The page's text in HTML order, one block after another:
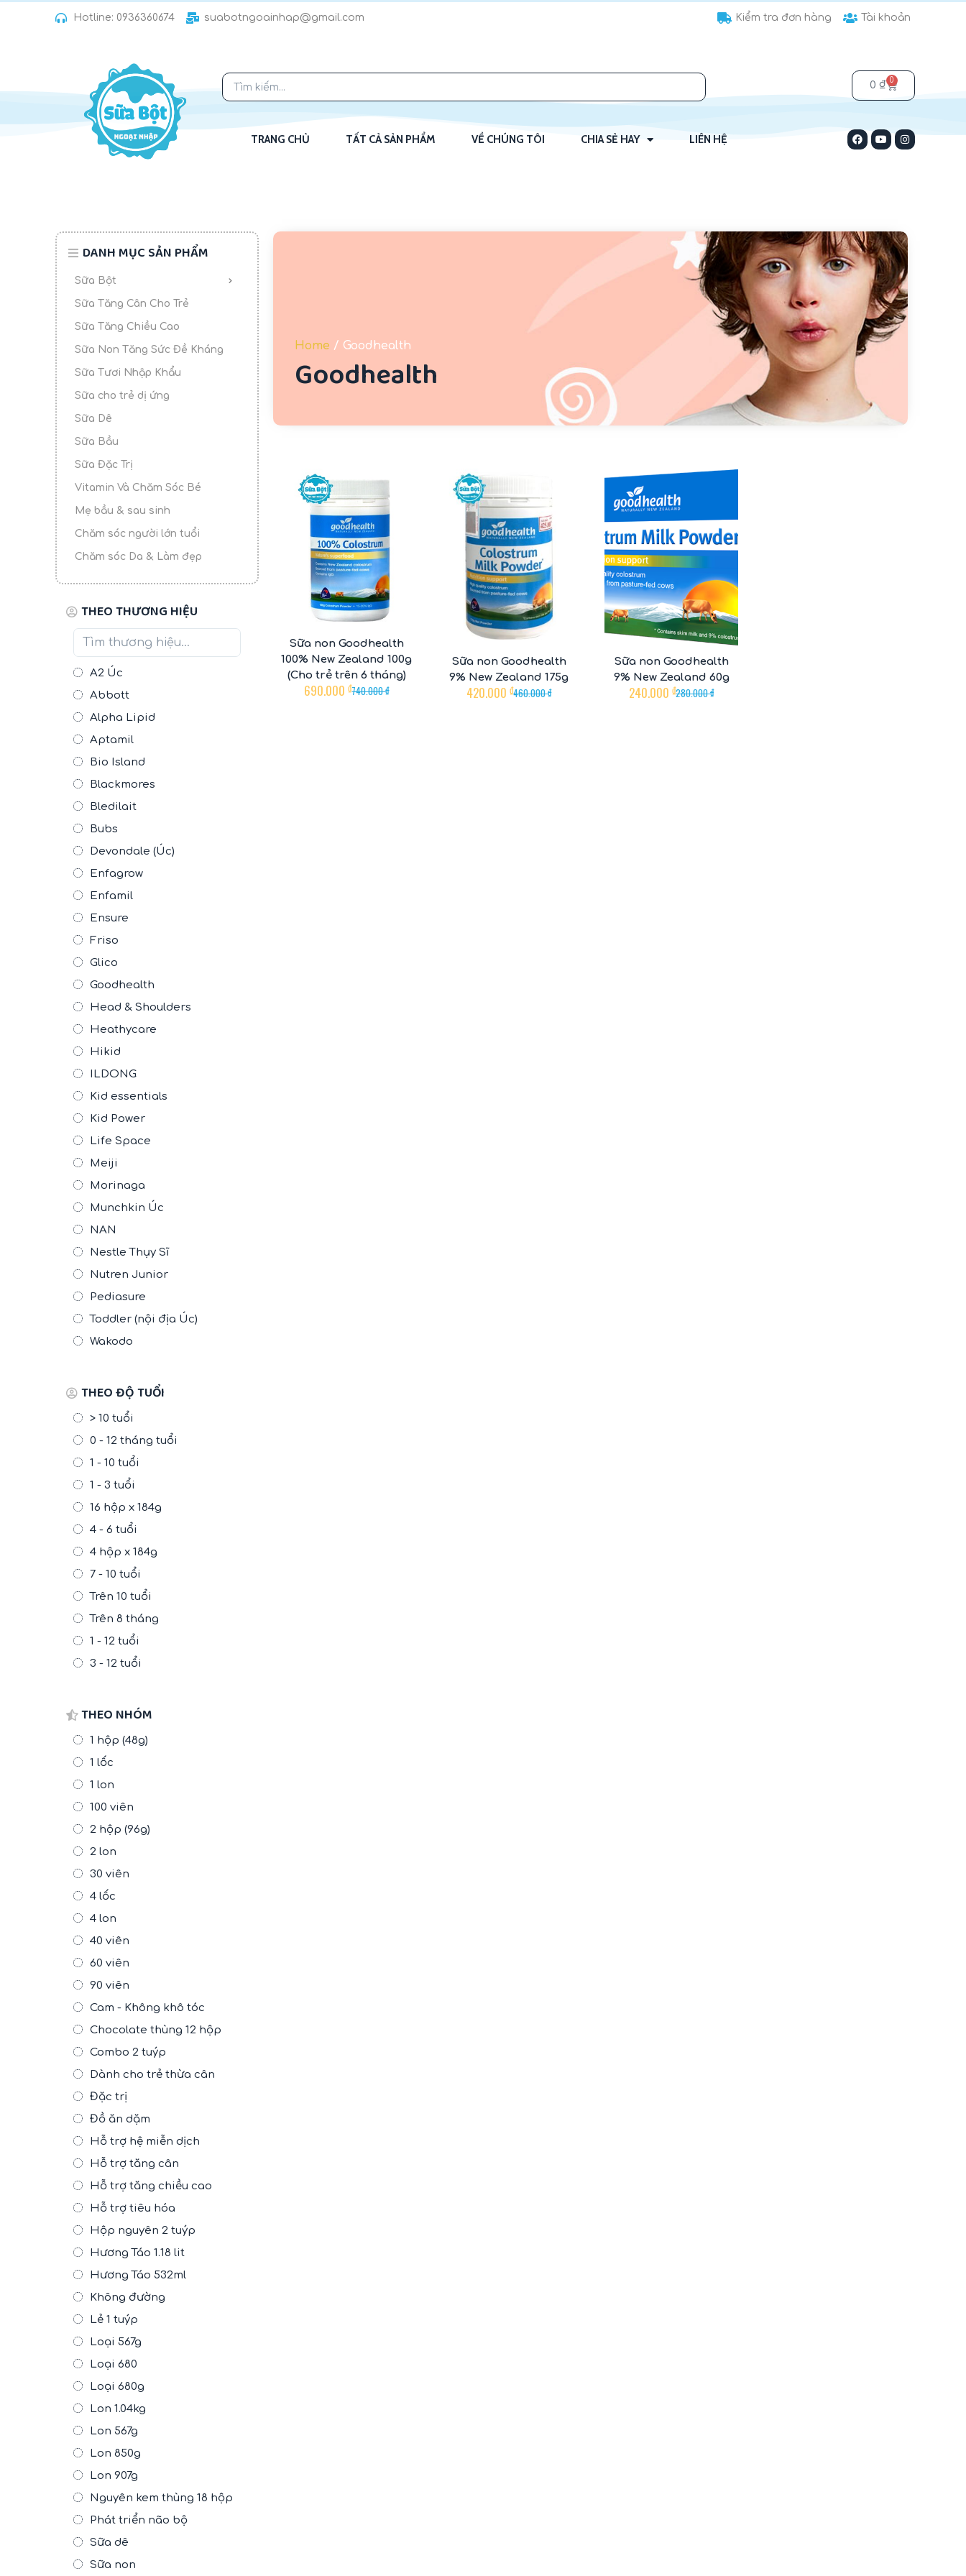
ể
Hotline: 0936360674 suabotngoainhap@gmail.com Kiểm tra đơn hàng Tài khoản
0 ₫ 0
TRANG CHỦ TẤT CẢ SẢN PHẨM VỀ CHÚNG TÔI CHIA SẺ HAY LIÊN HỆ
DANH MỤC SẢN PHẨM
Sữa Bột
Sữa Tăng Cân Cho Trẻ
Sữa Tăng Chiều Cao
Sữa Non Tăng Sức Đề Kháng
Sữa Tươi Nhập Khẩu
Sữa cho trẻ dị ứng
Sữa Dê
Sữa Bầu
Sữa Đặc Trị
Vitamin Và Chăm Sóc Bé
Mẹ bầu & sau sinh
Chăm sóc người lớn tuổi
Chăm sóc Da & Làm đẹp
THEO THƯƠNG HIỆU
A2 Úc
Abbott
Alpha Lipid
Aptamil
Bio Island
Blackmores
Bledilait
Bubs
Devondale (Úc)
Enfagrow
Enfamil
Ensure
Friso
Glico
Goodhealth
Head & Shoulders
Heathycare
Hikid
ILDONG
Kid essentials
Kid Power
Life Space
Meiji
Morinaga
Munchkin Úc
NAN
Nestle Thụy Sĩ
Nutren Junior
Pediasure
Toddler (nội địa Úc)
Wakodo
THEO ĐỘ TUỔI
> 10 tuổi
0 - 12 tháng tuổi
1 - 10 tuổi
1 - 3 tuổi
16 hộp x 184g
4 - 6 tuổi
4 hộp x 184g
7 - 10 tuổi
Trên 10 tuổi
Trên 8 tháng
1 - 12 tuổi
3 - 12 tuổi
THEO NHÓM
1 hộp (48g)
1 lốc
1 lon
100 viên
2 hộp (96g)
2 lon
30 viên
4 lốc
4 lon
40 viên
60 viên
90 viên
Cam - Không khô tóc
Chocolate thùng 12 hộp
Combo 2 tuýp
Dành cho trẻ thừa cân
Đặc trị
Đồ ăn dặm
Hỗ trợ hệ miễn dịch
Hỗ trợ tăng cân
Hỗ trợ tăng chiều cao
Hỗ trợ tiêu hóa
Hộp nguyên 2 tuýp
Hương Táo 1.18 lit
Hương Táo 532ml
Không đường
Lẻ 1 tuýp
Loại 567g
Loại 680
Loại 680g
Lon 1.04kg
Lon 567g
Lon 850g
Lon 907g
Nguyên kem thùng 18 hộp
Phát triển não bộ
Sữa dê
Sữa non
Home / Goodhealth
Goodhealth
Sữa non Goodhealth
100% New Zealand 100g
(Cho trẻ trên 6 tháng)
740.000₫
690.000₫
-9%
Sữa non Goodhealth
9% New Zealand 175g
460.000₫
420.000₫
Sữa non Goodhealth
9% New Zealand 60g
280.000₫
240.000₫